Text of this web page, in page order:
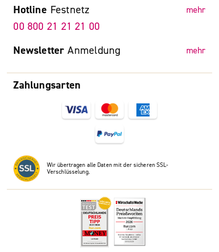
Zahlungsarten
Wir übertragen alle Daten mit der sicheren SSL-
Verschlüsselung.
Hotline Festnetz mehr
00 800 21 21 21 00
Newsletter Anmeldung mehr